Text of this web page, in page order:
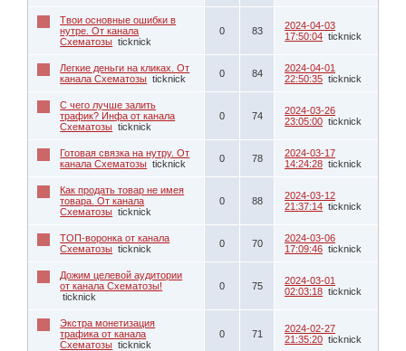
Твои основные ошибки в
нутре. От канала
Схематозы ticknick
0 83
2024-04-03
17:50:04 ticknick
Легкие деньги на кликах. От
канала Схематозы ticknick 0 84
2024-04-01
22:50:35 ticknick
С чего лучше залить
трафик? Инфа от канала
Схематозы ticknick
0 74
2024-03-26
23:05:00 ticknick
Готовая связка на нутру. От
канала Схематозы ticknick 0 78
2024-03-17
14:24:28 ticknick
Как продать товар не имея
товара. От канала
Схематозы ticknick
0 88
2024-03-12
21:37:14 ticknick
ТОП-воронка от канала
Схематозы ticknick 0 70
2024-03-06
17:09:46 ticknick
Дожим целевой аудитории
от канала Схематозы!
ticknick
0 75
2024-03-01
02:03:18 ticknick
Экстра монетизация
трафика от канала
Схематозы ticknick
0 71
2024-02-27
21:35:20 ticknick